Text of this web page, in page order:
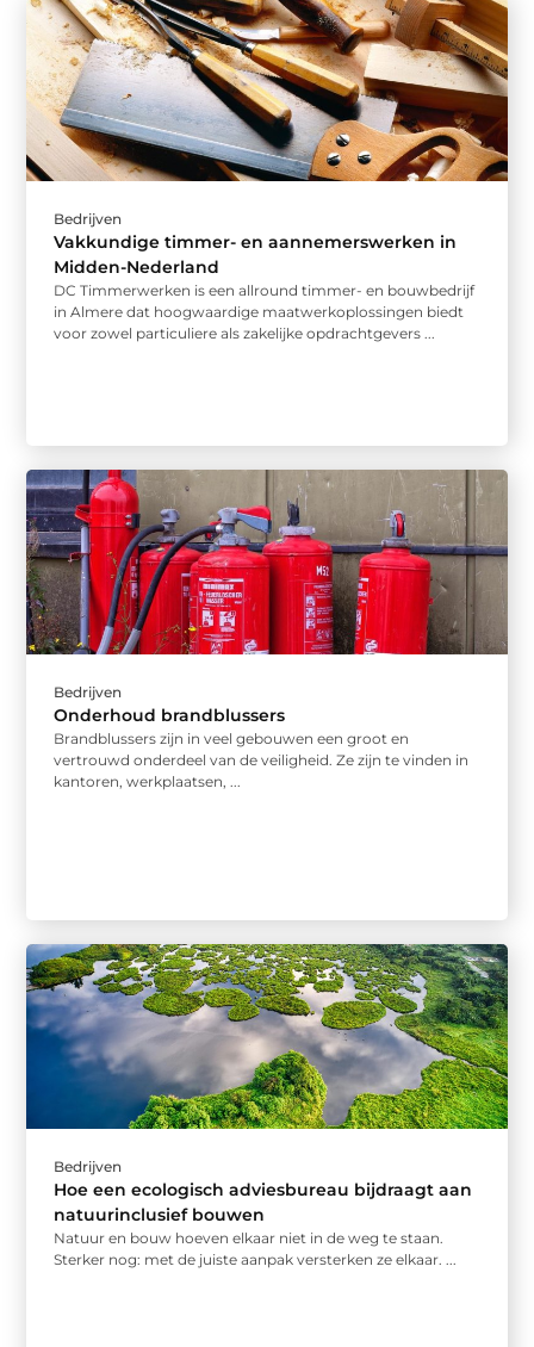
Bedrijven
Vakkundige timmer- en aannemerswerken in
Midden-Nederland
DC Timmerwerken is een allround timmer- en bouwbedrijf
in Almere dat hoogwaardige maatwerkoplossingen biedt
voor zowel particuliere als zakelijke opdrachtgevers ...
Bedrijven
Onderhoud brandblussers
Brandblussers zijn in veel gebouwen een groot en
vertrouwd onderdeel van de veiligheid. Ze zijn te vinden in
kantoren, werkplaatsen, ...
Bedrijven
Hoe een ecologisch adviesbureau bijdraagt aan
natuurinclusief bouwen
Natuur en bouw hoeven elkaar niet in de weg te staan.
Sterker nog: met de juiste aanpak versterken ze elkaar. ...